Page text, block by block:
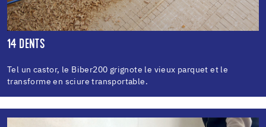
14 DENTS
Tel un castor, le Biber200 grignote le vieux parquet et le
transforme en sciure transportable.